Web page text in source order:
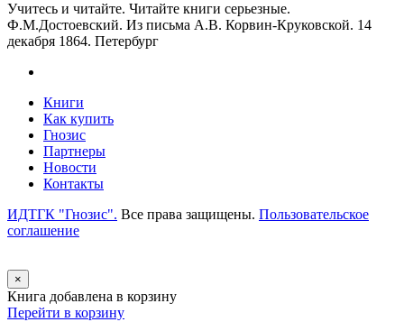
Учитесь и читайте. Читайте книги серьезные.
Ф.М.Достоевский. Из письма А.В. Корвин-Круковской. 14
декабря 1864. Петербург
Книги
Как купить
Гнозис
Партнеры
Новости
Контакты
ИДТГК "Гнозис". Все права защищены. Пользовательское
соглашение
×
Книга добавлена в корзину
Перейти в корзину